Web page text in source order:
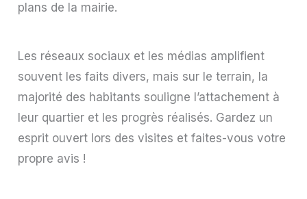
plans de la mairie.
Les réseaux sociaux et les médias amplifient
souvent les faits divers, mais sur le terrain, la
majorité des habitants souligne l’attachement à
leur quartier et les progrès réalisés. Gardez un
esprit ouvert lors des visites et faites-vous votre
propre avis !